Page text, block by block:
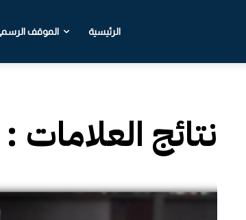
الرئيسية الموقف
نتائج العلامات :